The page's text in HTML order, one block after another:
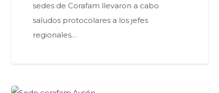
sedes de Corafam llevaron a cabo
saludos protocolares a los jefes
regionales…